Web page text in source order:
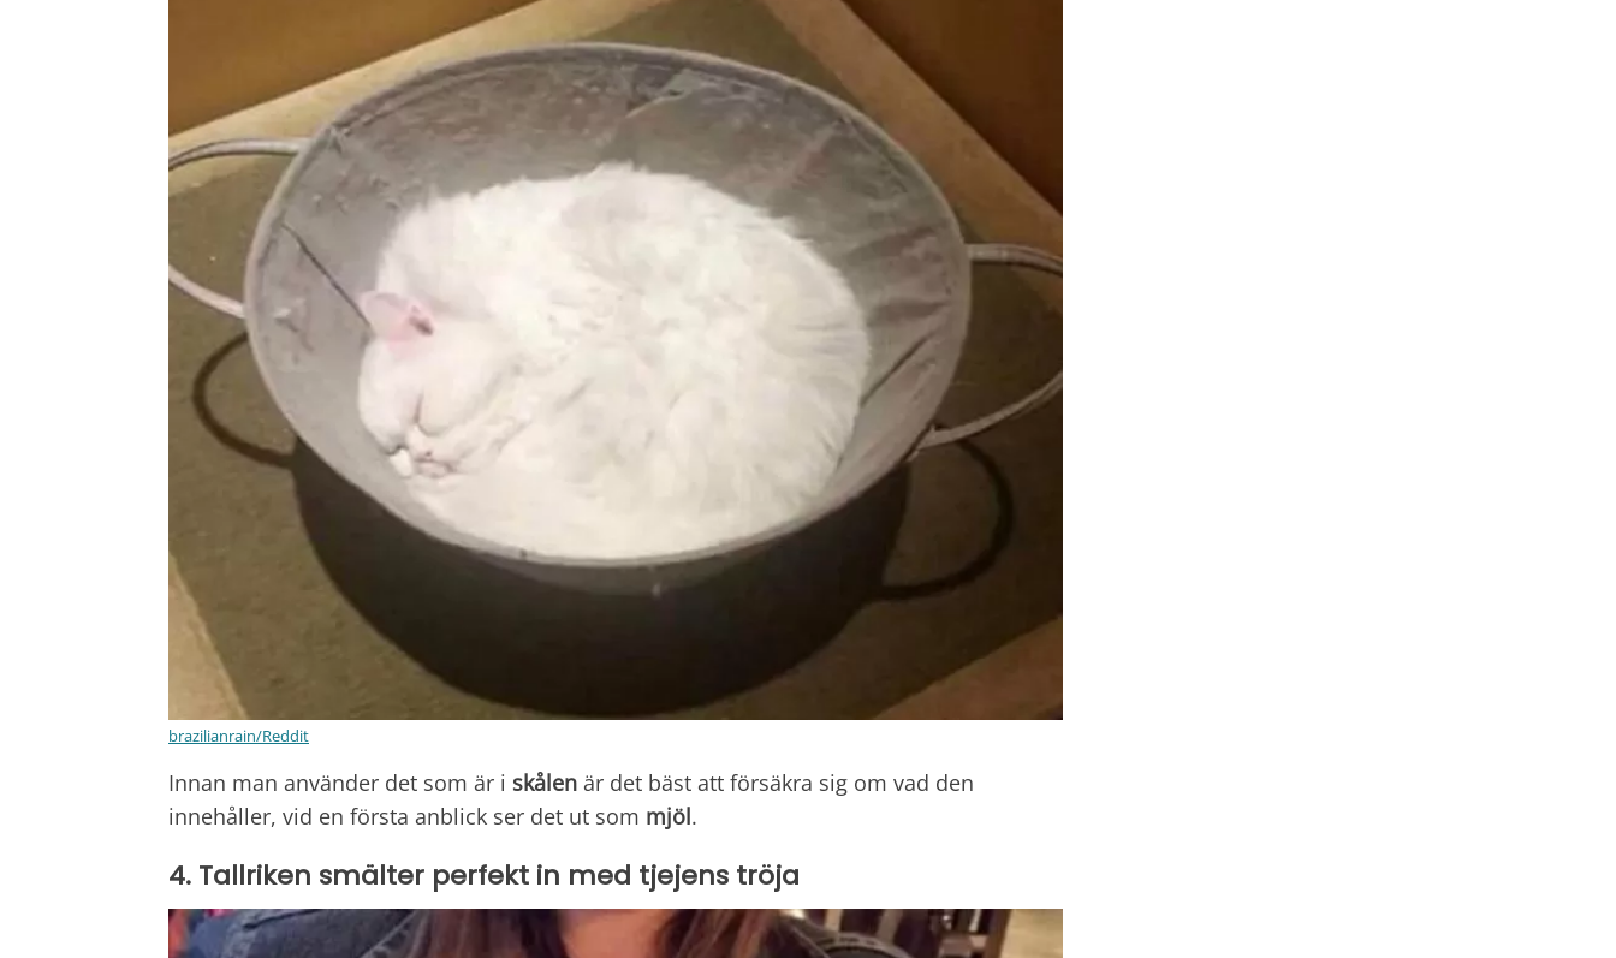
brazilianrain/Reddit
Innan man använder det som är i skålen är det bäst att försäkra sig om vad den
innehåller, vid en första anblick ser det ut som mjöl.
4. Tallriken smälter perfekt in med tjejens tröja